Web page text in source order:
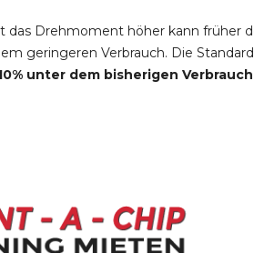
das Drehmoment höher kann früher
geringeren Verbrauch. Die
unter dem bisherigen